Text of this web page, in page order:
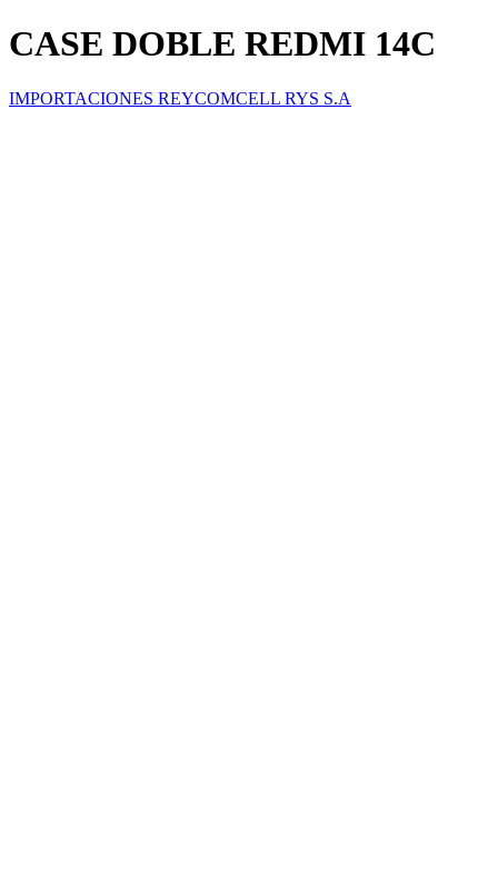
CASE DOBLE REDMI 14C
IMPORTACIONES REYCOMCELL RYS S.A